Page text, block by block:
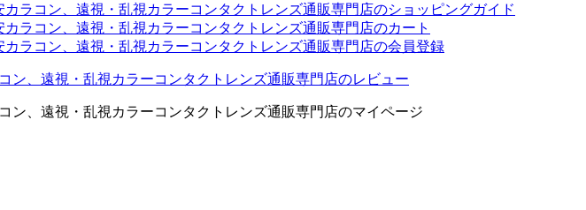
ラコン、遠視・乱視カラーコンタクトレンズ通販専門店のショッピングガイド
ラコン、遠視・乱視カラーコンタクトレンズ通販専門店のカート
ラコン、遠視・乱視カラーコンタクトレンズ通販専門店の会員登録
、遠視・乱視カラーコンタクトレンズ通販専門店のレビュー
、遠視・乱視カラーコンタクトレンズ通販専門店のマイページ